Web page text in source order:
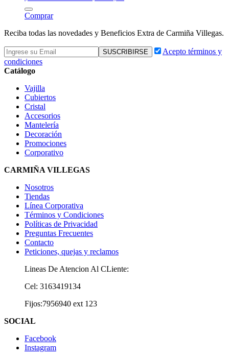
Comprar
Reciba todas las novedades y Beneficios Extra de Carmiña Villegas.
Acepto términos y
condiciones
Catálogo
Vajilla
Cubiertos
Cristal
Accesorios
Mantelería
Decoración
Promociones
Corporativo
CARMIÑA VILLEGAS
Nosotros
Tiendas
Línea Corporativa
Términos y Condiciones
Políticas de Privacidad
Preguntas Frecuentes
Contacto
Peticiones, quejas y reclamos
Lineas De Atencion Al CLiente:
Cel: 3163419134
Fijos:7956940 ext 123
SOCIAL
Facebook
Instagram